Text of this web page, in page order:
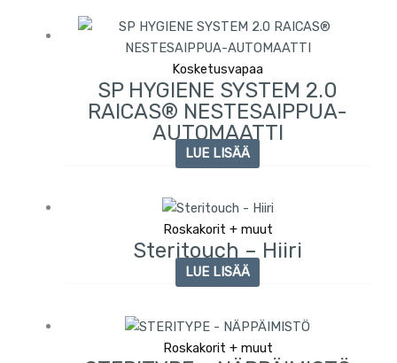
Kosketusvapaa
SP HYGIENE SYSTEM 2.0
RAICAS® NESTESAIPPUA-
AUTOMAATTI
LUE LISÄÄ
Roskakorit + muut
Steritouch – Hiiri
LUE LISÄÄ
Roskakorit + muut